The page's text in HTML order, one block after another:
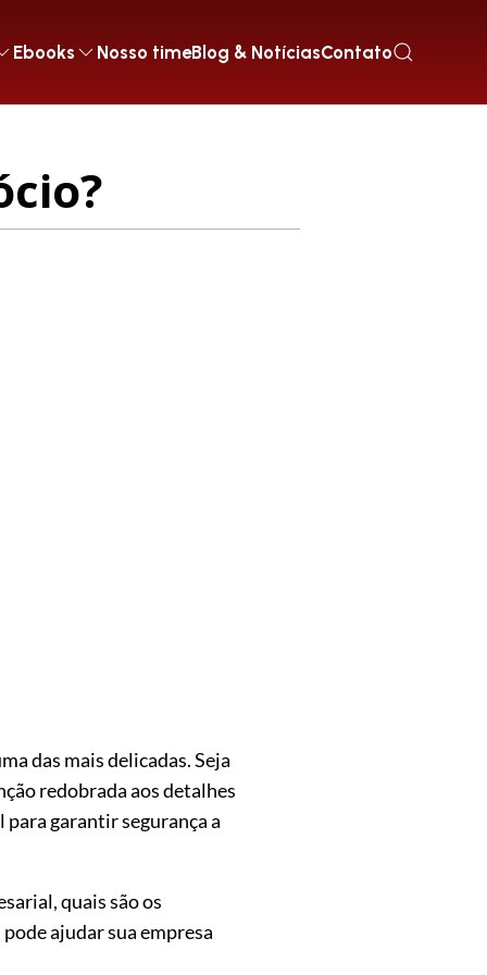
Ebooks Nosso timeBlog & NotíciasContato
das mais delicadas. Seja
redobrada aos detalhes
garantir segurança a
quais são os
ajudar sua empresa